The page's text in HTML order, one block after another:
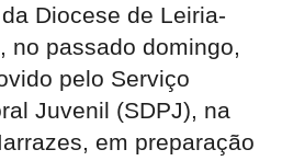
Diocese de Leiria-
no passado domingo,
pelo Serviço
Juvenil (SDPJ), na
em preparação